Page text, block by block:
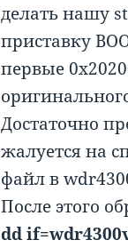
делать нашу
приставку
первые
Достаточно
жалуется на
файл в
После этого
dd